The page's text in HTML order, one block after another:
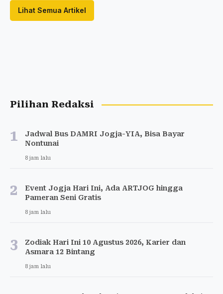
Lihat Semua Artikel
Pilihan Redaksi
1
Jadwal Bus DAMRI Jogja-YIA, Bisa Bayar
Nontunai
8 jam lalu
2
Event Jogja Hari Ini, Ada ARTJOG hingga
Pameran Seni Gratis
8 jam lalu
3
Zodiak Hari Ini 10 Agustus 2026, Karier dan
Asmara 12 Bintang
8 jam lalu